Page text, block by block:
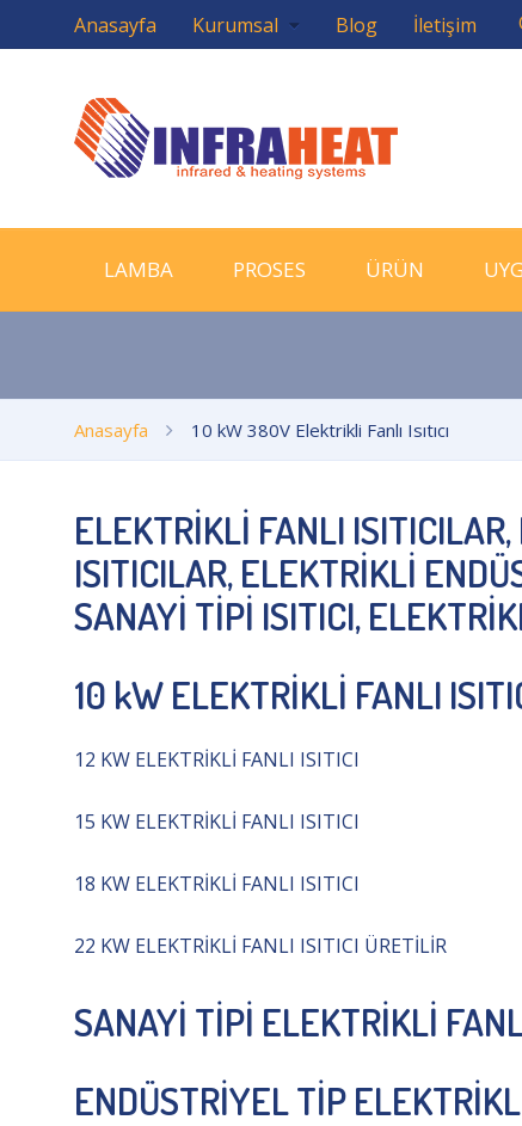
Anasayfa Kurumsal Blog İletişim
LAMBA PROSES ÜRÜN
Anasayfa 10 kW 380V Elektrikli Fanlı Isıtıcı
ELEKTRİKLİ FANLI
ISITICILAR, ELEKTRİKLİ
SANAYİ TİPİ ISITICI,
10 kW ELEKTRİKLİ FANLI
12 KW ELEKTRİKLİ FANLI ISITICI
15 KW ELEKTRİKLİ FANLI ISITICI
18 KW ELEKTRİKLİ FANLI ISITICI
22 KW ELEKTRİKLİ FANLI ISITICI ÜRETİLİR
SANAYİ TİPİ ELEKTRİKLİ
ENDÜSTRİYEL TİP